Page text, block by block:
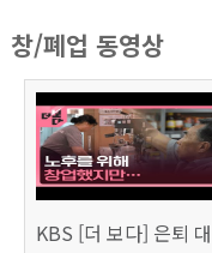
창/폐업 동영상